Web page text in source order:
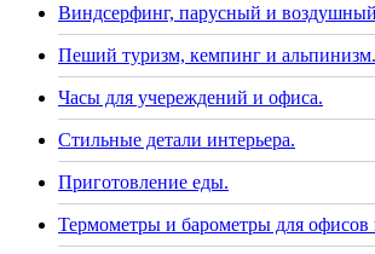
Виндсерфинг, парусный и
Пеший туризм, кемпинг и альпинизм.
Часы для учереждений и офиса.
Стильные детали интерьера.
Приготовление еды.
Термометры и барометры для